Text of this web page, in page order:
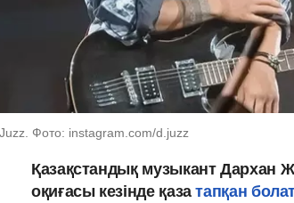
Фото: instagram.com/d.juzz
Қазақстандық музыкант Дархан
оқиғасы кезінде қазатапқан